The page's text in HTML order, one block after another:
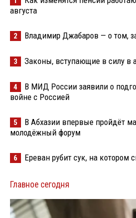
августа
2 Владимир Джабаров — о том,
3 Законы, вступающие в силу в
4
В МИД России заявили о
войне с Россией
5
В Абхазии впервые пройдёт
молодёжный форум
6 Ереван рубит сук, на котором
Главное сегодня